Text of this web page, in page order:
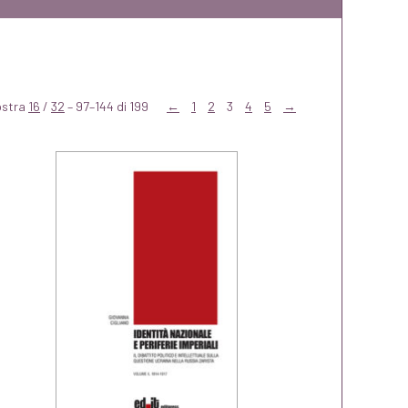
16 / 32 – 97–144 di 199 ← 1 2 3 4 5 →